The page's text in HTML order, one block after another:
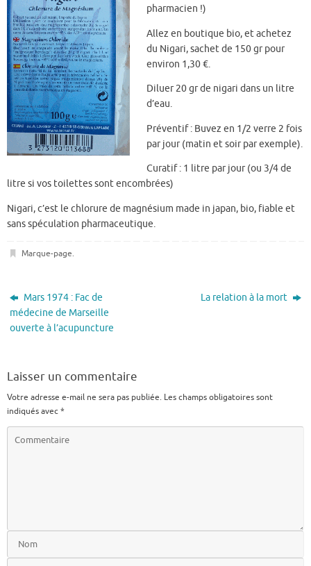
pharmacien !)
Allez en boutique bio, et achetez
du Nigari, sachet de 150 gr pour
environ 1,30 €.
Diluer 20 gr de nigari dans un litre
d’eau.
Préventif : Buvez en 1/2 verre 2 fois
par jour (matin et soir par exemple).
Curatif : 1 litre par jour (ou 3/4 de
litre si vos toilettes sont encombrées)
Nigari, c’est le chlorure de magnésium made in japan, bio, fiable et
sans spéculation pharmaceutique.
Marque-page.
Mars 1974 : Fac de
médecine de Marseille
ouverte à l’acupuncture
La relation à la mort
Laisser un commentaire
Votre adresse e-mail ne sera pas publiée. Les champs obligatoires sont
indiqués avec*